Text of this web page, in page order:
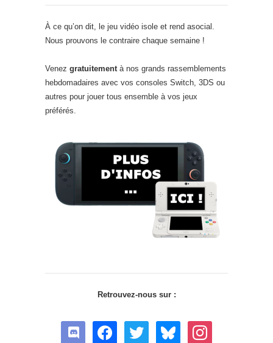
À ce qu’on dit, le jeu vidéo isole et rend asocial.
Nous prouvons le contraire chaque semaine !
Venez gratuitementà nos grands rassemblements
hebdomadaires avec vos consoles Switch, 3DS ou
autres pour jouer tous ensemble à vos jeux
préférés.
Retrouvez-nous sur :
discord facebook twitter bluesky instagram